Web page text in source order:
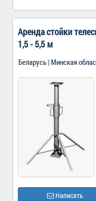
Аренда стойки
1,5 - 5,5 м
Беларусь | Минская
Написать